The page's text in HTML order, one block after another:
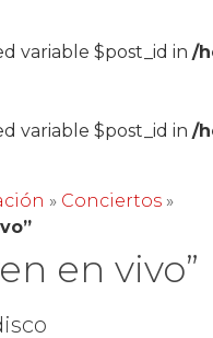
variable $post_id in/
variable $post_id in/
» Conciertos »
en vivo”